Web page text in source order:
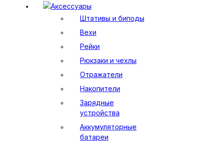
Аксессуары
Штативы и биподы
Вехи
Рейки
Рюкзаки и чехлы
Отражатели
Накопители
Зарядные
устройства
Аккумуляторные
батареи